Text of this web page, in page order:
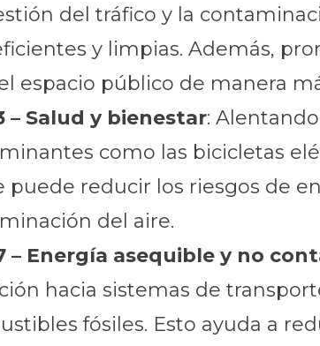
del tráfico y la
y limpias. Además,
espacio público de manera
– Salud y bienestar:
como las bicicletas
puede reducir los riesgos de
del aire.
– Energía asequible y no
hacia sistemas de
fósiles. Esto ayuda a